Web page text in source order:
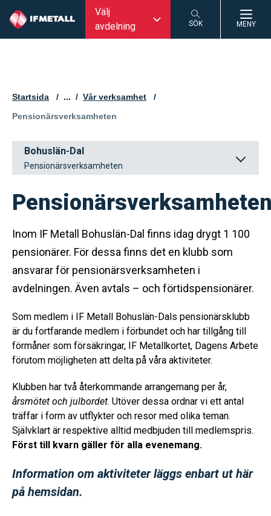
Välj
avdelning
SÖK MENY
Startsida ...
Vår verksamhet
Aktuell sida:
Pensionärsverksamheten
Bohuslän-Dal
Pensionärsverksamheten
Inom IF Metall Bohuslän-Dal finns idag drygt 1 100
pensionärer. För dessa finns det en klubb som
ansvarar för pensionärsverksamheten i
avdelningen. Även avtals – och förtidspensionärer.
Som medlem i IF Metall Bohuslän-Dals pensionärsklubb
är du fortfarande medlem i förbundet och har tillgång till
förmåner som försäkringar, IF Metallkortet, Dagens Arbete
förutom möjligheten att delta på våra aktiviteter.
Klubben har två återkommande arrangemang per år,
årsmötet och julbordet. Utöver dessa ordnar vi ett antal
träffar i form av utflykter och resor med olika teman.
Självklart är respektive alltid medbjuden till medlemspris.
Först till kvarn gäller för alla evenemang.
Information om aktiviteter läggs enbart ut här
på hemsidan.